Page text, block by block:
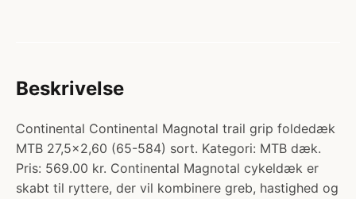
Beskrivelse
Continental Continental Magnotal trail grip foldedæk
MTB 27,5x2,60 (65-584) sort. Kategori: MTB dæk.
Pris: 569.00 kr. Continental Magnotal cykeldæk er
skabt til ryttere, der vil kombinere greb, hastighed og